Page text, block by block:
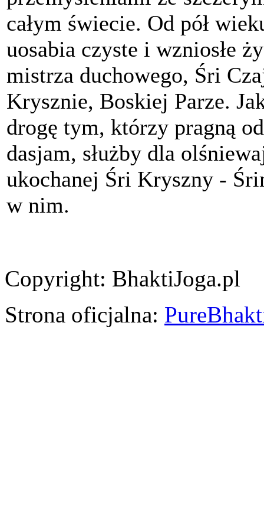
całym świecie. Od pół
uosabia czyste i wzniosłe
mistrza duchowego, Śri
Krysznie, Boskiej Parze.
drogę tym, którzy pragną
dasjam, służby dla
ukochanej Śri Kryszny -
w nim.
Copyright: BhaktiJoga.pl
Strona oficjalna: